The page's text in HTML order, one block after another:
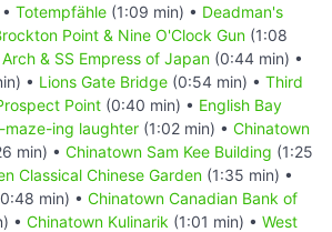
Totempfähle (1:09 min) • Deadman's
Point & Nine O'Clock Gun (1:08
& SS Empress of Japan (0:44 min) •
• Lions Gate Bridge (0:54 min) • Third
Point (0:40 min) • English Bay
maze-ing laughter (1:02 min) • Chinatown
min) • Chinatown Sam Kee Building (1:25
Classical Chinese Garden (1:35 min) •
min) • Chinatown Canadian Bank of
• Chinatown Kulinarik (1:01 min) • West